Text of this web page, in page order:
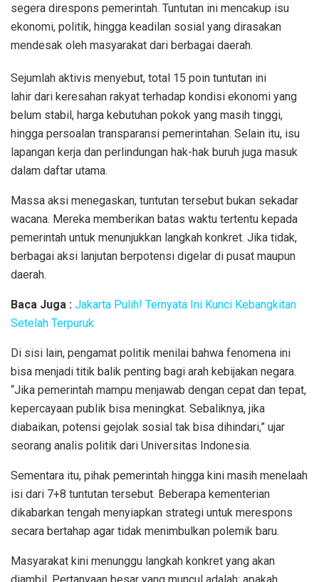
segera direspons pemerintah. Tuntutan ini mencakup isu
ekonomi, politik, hingga keadilan sosial yang dirasakan
mendesak oleh masyarakat dari berbagai daerah.
Sejumlah aktivis menyebut, total 15 poin tuntutan ini
lahir dari keresahan rakyat terhadap kondisi ekonomi yang
belum stabil, harga kebutuhan pokok yang masih tinggi,
hingga persoalan transparansi pemerintahan. Selain itu, isu
lapangan kerja dan perlindungan hak-hak buruh juga masuk
dalam daftar utama.
Massa aksi menegaskan, tuntutan tersebut bukan sekadar
wacana. Mereka memberikan batas waktu tertentu kepada
pemerintah untuk menunjukkan langkah konkret. Jika tidak,
berbagai aksi lanjutan berpotensi digelar di pusat maupun
daerah.
Baca Juga : Jakarta Pulih! Ternyata Ini Kunci Kebangkitan
Setelah Terpuruk
Di sisi lain, pengamat politik menilai bahwa fenomena ini
bisa menjadi titik balik penting bagi arah kebijakan negara.
“Jika pemerintah mampu menjawab dengan cepat dan tepat,
kepercayaan publik bisa meningkat. Sebaliknya, jika
diabaikan, potensi gejolak sosial tak bisa dihindari,” ujar
seorang analis politik dari Universitas Indonesia.
Sementara itu, pihak pemerintah hingga kini masih menelaah
isi dari 7+8 tuntutan tersebut. Beberapa kementerian
dikabarkan tengah menyiapkan strategi untuk merespons
secara bertahap agar tidak menimbulkan polemik baru.
Masyarakat kini menunggu langkah konkret yang akan